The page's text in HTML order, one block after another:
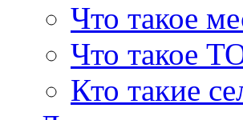
Что такое
Что такое
Кто такие